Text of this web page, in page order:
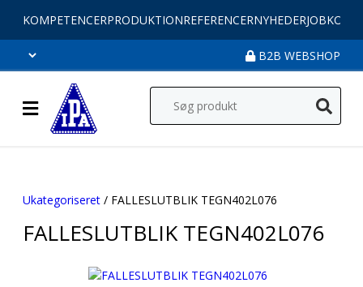
KOMPETENCERPRODUKTIONREFERENCERNYHEDERJOB
B2B WEBSHOP
Ukategoriseret / FALLESLUTBLIK TEGN402L076
FALLESLUTBLIK TEGN402L076